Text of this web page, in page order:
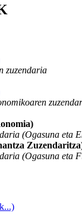
zuzendaria
(Ogasuna eta
(Ogasuna eta